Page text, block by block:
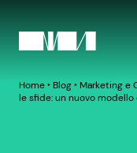
Home‣ Blog‣ Marketing e
le sfide: un nuovo modello